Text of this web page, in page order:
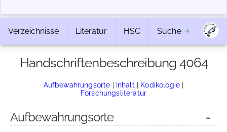
Verzeichnisse Literatur HSC Suche
Handschriftenbeschreibung 4064
Aufbewahrungsorte | Inhalt | Kodikologie |
Forschungsliteratur
Aufbewahrungsorte